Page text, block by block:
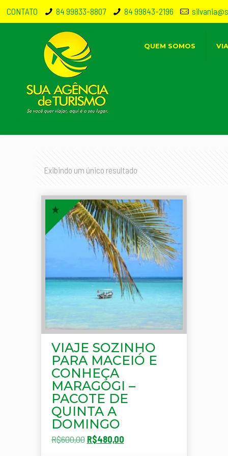
CONTATO 84 99833-8807 84 99843-2196
QUEM SOMOS
Exibindo um único resultado
VIAJE SOZINHO
PARA MACEIÓ E
CONHEÇA
MARAGOGI –
PACOTE DE
QUINTA A
DOMINGO
R$600,00 O
R$480,00O